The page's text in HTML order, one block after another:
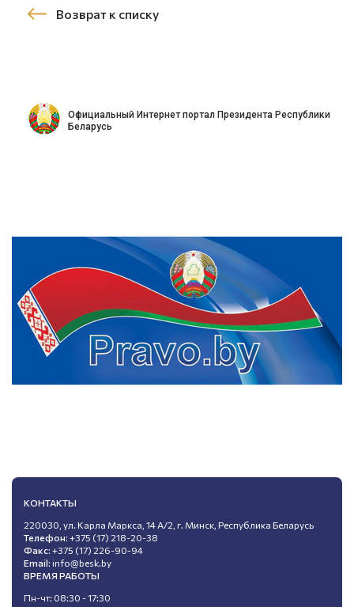
Возврат к списку
Официальный Интернет портал Президента Республики
Беларусь
КОНТАКТЫ
220030, ул. Карла Маркса, 14 А/2, г. Минск, Республика Беларусь
Телефон: +375 (17) 218-20-38
Факс: +375 (17) 226-90-94
Email: info@besk.by
ВРЕМЯ РАБОТЫ
Пн-чт: 08:30 - 17:30